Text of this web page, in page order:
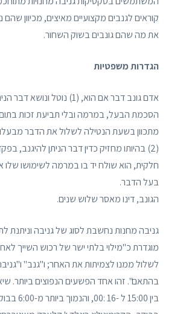
קוראים לגנבים מקצועיים מאיצים, מכיוון
את מה שהם גונבים בשוק השחור.
הגדרות משפטיות
אדם גונב דבר אם הוא, (1) נוטל
הסכמת הבעל, במרמה ובלי תביעת זכות
מתכוון בשעת הנטילה לשלול את הדבר
(2) בהיותו מחזיק כדין דבר הניתן להיגנב,
חלקית, הוא שולח יד בו במרמה לשימושו שלו
בעל הדבר.
הגונב, דינו מאסר שלוש שנים.
גניבה מחנות נחשבת לסוג של גניבה וניתנת
מוגדרת כ"מילוי בלתי ישר של רכוש השייך
לשלול ממנו לצמיתות את האחר; ו"גנב"
בהתאם". זהו אחד הפשעים הנפוצים ביותר.